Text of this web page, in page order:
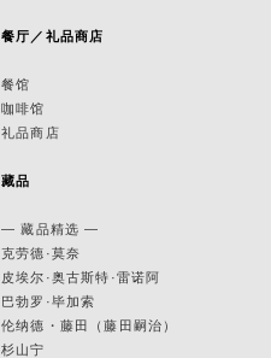
餐厅／礼品商店
餐馆
咖啡馆
礼品商店
藏品
— 藏品精选 —
克劳德·莫奈
皮埃尔·奥古斯特·雷诺阿
巴勃罗·毕加索
伦纳德・藤田（藤田嗣治）
杉山宁